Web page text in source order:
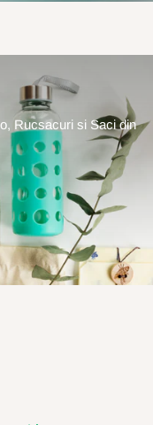
Rucsacuri si Saci din